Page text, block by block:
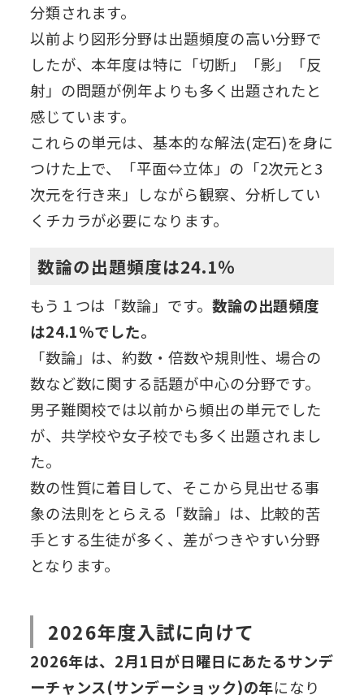
分類されます。
以前より図形分野は出題頻度の高い分野で
したが、本年度は特に「切断」「影」「反
射」の問題が例年よりも多く出題されたと
感じています。
これらの単元は、基本的な解法(定石)を身に
つけた上で、「平面⇔立体」の「2次元と3
次元を行き来」しながら観察、分析してい
くチカラが必要になります。
数論の出題頻度は24.1％
もう１つは「数論」です。 数論の出題頻度
は24.1％でした。
「数論」は、約数・倍数や規則性、場合の
数など数に関する話題が中心の分野です。
男子難関校では以前から頻出の単元でした
が、共学校や女子校でも多く出題されまし
た。
数の性質に着目して、そこから見出せる事
象の法則をとらえる「数論」は、比較的苦
手とする生徒が多く、差がつきやすい分野
となります。
2026年度入試に向けて
2026年は、2月1日が日曜日にあたるサンデ
ーチャンス(サンデーショック)の年になり